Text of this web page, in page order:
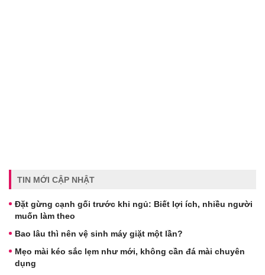
TIN MỚI CẬP NHẬT
Đặt gừng cạnh gối trước khi ngủ: Biết lợi ích, nhiều người
muốn làm theo
Bao lâu thì nên vệ sinh máy giặt một lần?
Mẹo mài kéo sắc lẹm như mới, không cần đá mài chuyên
dụng